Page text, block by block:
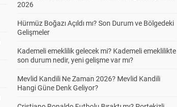
2026
Hürmüz Boğazı Açıldı mı? Son Durum ve Bölgedeki
Gelişmeler
Kademeli emeklilik gelecek mi? Kademeli emeklilikte
son durum nedir, yeni gelişme var mı?
Mevlid Kandili Ne Zaman 2026? Mevlid Kandili
Hangi Güne Denk Geliyor?